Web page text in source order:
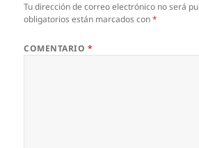
Tu dirección de correo electrónico no será
obligatorios están marcados con*
COMENTARIO *